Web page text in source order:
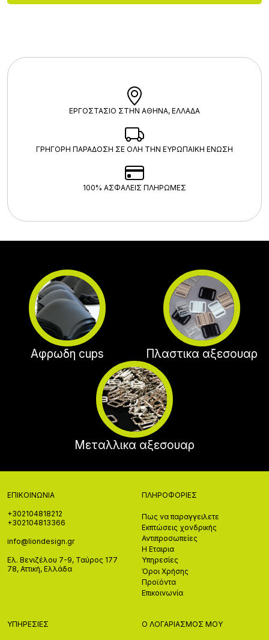
ΕΡΓΟΣΤΑΣΙΟ ΣΤΗΝ ΑΘΗΝΑ, ΕΛΛΑΔΑ
ΓΡΗΓΟΡΗ ΠΑΡΑΔΟΣΗ ΣΕ ΟΛΗ ΤΗΝ ΕΥΡΩΠΑΙΚΗ ΕΝΩΣΗ
100% ΑΣΦΑΛΕΊΣ ΠΛΗΡΩΜΈΣ
Αφρωδη cups Πλαστικα αξεσουαρ
Μεταλλικα αξεσουαρ
ΕΠΙΚΟΙΝΩΝΊΑ
+302104818212
+302104813366
info@liondesign.gr
Ελ. Βενιζέλου 7-9, Ταύρος 177
78, Αττική, Ελλάδα
ΠΛΗΡΟΦΟΡΊΕΣ
Πως να παραγγειλετε
Εκπτώσεις χονδρικής
Αντιπροσωπείες
Η Εταιρια
Υπηρεσίες
Όροι Χρήσης
Προϊόντα
Επικοινωνία
ΥΠΗΡΕΣΊΕΣ Ο ΛΟΓΑΡΙΑΣΜΌΣ ΜΟΥ